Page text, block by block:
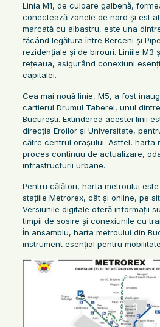
Linia M1, de culoare galbenă,
conectează zonele de nord și est
marcată cu albastru, este una
făcând legătura între Berceni și
rezidențiale și de birouri. Liniile M3
rețeaua, asigurând conexiuni
capitalei.
Cea mai nouă linie, M5, a fost
cartierul Drumul Taberei, unul
București. Extinderea acestei linii
direcția Eroilor și Universitate,
către centrul orașului. Astfel, harta
proces continuu de actualizare,
infrastructurii urbane.
Pentru călători, harta metroului
stațiile Metrorex, cât și online, pe
Versiunile digitale oferă informații
timpii de sosire și conexiunile cu
În ansamblu, harta metroului din
instrument esențial pentru